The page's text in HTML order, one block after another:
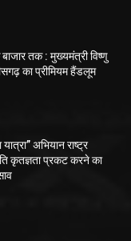
तक : मुख्यमंत्री विष्णु
का प्रीमियम हैंडलूम
अभियान राष्ट्र
कृतज्ञता प्रकट करने का